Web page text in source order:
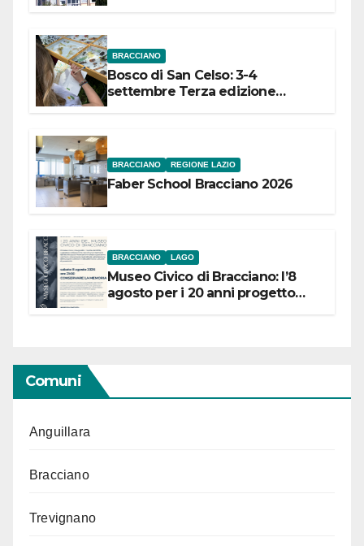
BRACCIANO
Bosco di San Celso: 3-4
settembre Terza edizione
BRACCIANO REGIONE LAZIO
Faber School Bracciano 2026
BRACCIANO LAGO
Museo Civico di Bracciano: l’8
agosto per i 20 anni progetto
Comuni
Anguillara
Bracciano
Trevignano